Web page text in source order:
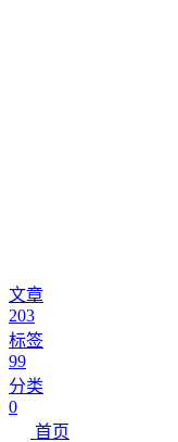
文章
203
标签
99
分类
0
首页